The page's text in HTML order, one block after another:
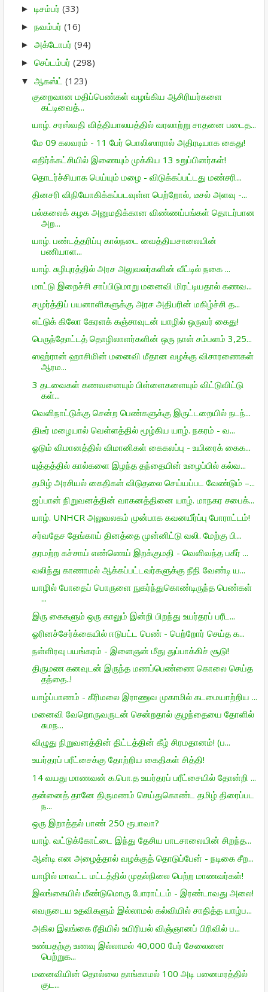
► டிசம்பர் (33)
► நவம்பர் (16)
► அக்டோபர் (94)
► செப்டம்பர் (298)
▼ ஆகஸ்ட் (123)
குறைவான மதிப்பெண்கள் வழங்கிய ஆசிரியர்களை
கட்டிவைத்...
யாழ். சரஸ்வதி வித்தியாலயத்தில் வரலாற்று சாதனை படைத...
மே 09 கலவரம் - 11 பேர் பொலிஸாரால் அதிரடியாக கைது!
எதிர்க்கட்சியில் இணையும் முக்கிய 13 உறுப்பினர்கள்!
தொடர்ச்சியாக பெய்யும் மழை - விடுக்கப்பட்டது மண்சரி...
தினசரி விநியோகிக்கப்படவுள்ள பெற்றோல், டீசல் அளவு -...
பல்கலைக் கழக அனுமதிக்கான விண்ணப்பங்கள் தொடர்பான
அற...
யாழ். பண்டத்தரிப்பு கால்நடை வைத்தியசாலையின்
பணியாள...
யாழ். சுழிபுரத்தில் அரச அலுவலர்களின் வீட்டில் நகை ...
மாட்டு இறைச்சி சாப்பிடுமாறு மனைவி மிரட்டியதால் கணவ...
சமுர்த்திப் பயனாளிகளுக்கு அரச அதிபரின் மகிழ்ச்சி த...
எட்டுக் கிலோ கேரளக் கஞ்சாவுடன் யாழில் ஒருவர் கைது!
பெருந்தோட்டத் தொழிலாளர்களின் ஒரு நாள் சம்பளம் 3,25...
ஸஹ்ரான் ஹாசிமின் மனைவி மீதான வழக்கு விசாரணைகள்
ஆரம...
3 தடவைகள் கணவனையும் பிள்ளைகளையும் விட்டுவிட்டு
கள்...
வெளிநாட்டுக்கு சென்ற பெண்களுக்கு இருட்டறையில் நடந்...
திடீர் மழையால் வெள்ளத்தில் மூழ்கிய யாழ். நகரம் - வ...
ஓடும் விமானத்தில் விமானிகள் கைகலப்பு - உயிரைக் கைக...
யுத்தத்தில் கால்களை இழந்த தந்தையின் உழைப்பில் கல்வ...
தமிழ் அரசியல் கைதிகள் விடுதலை செய்யப்பட வேண்டும் –...
ஜப்பான் நிறுவனத்தின் வாகனத்தினை யாழ். மாநகர சபைக்...
யாழ். UNHCR அலுவலகம் முன்பாக கவனயீர்ப்பு போராட்டம்!
சர்வதேச தேங்காய் தினத்தை முன்னிட்டு வலி. மேற்கு பி...
தரமற்ற கச்சாய் எண்ணெய் இறக்குமதி - வெளிவந்த பகீர் ...
வலிந்து காணாமல் ஆக்கப்பட்டவர்களுக்கு நீதி வேண்டி ய...
யாழில் போதைப் பொருளை நுகர்ந்துகொண்டிருந்த பெண்கள்
...
இரு கைகளும் ஒரு காலும் இன்றி பிறந்து உயர்தரப் பரீட...
ஓரினச்சேர்க்கையில் ஈடுபட்ட பெண் - பெற்றோர் செய்த க...
நள்ளிரவு பயங்கரம் - இளைஞன் மீது துப்பாக்கிச் சூடு!
திருமண கனவுடன் இருந்த மணப்பெண்ணை கொலை செய்த
தந்தை..!
யாழ்ப்பாணம் - கீரிமலை இராணுவ முகாமில் கடமையாற்றிய ...
மனைவி வேறொருவருடன் சென்றதால் குழந்தையை தோளில்
சுமந...
விழுது நிறுவனத்தின் திட்டத்தின் கீழ் சிரமதானம்! (ப...
உயர்தரப் பரீட்சைக்கு தோற்றிய கைதிகள் சித்தி!
14 வயது மாணவன் க.பொ.த உயர்தரப் பரீட்சையில் தோன்றி ...
தன்னைத் தானே திருமணம் செய்துகொண்ட தமிழ் திரைப்பட
ந...
ஒரு இறாத்தல் பாண் 250 ரூபாவா?
யாழ். வட்டுக்கோட்டை இந்து தேசிய பாடசாலையின் சிறந்த...
ஆன்டி என அழைத்தால் வழக்குத் தொடுப்பேன் - நடிகை சீற...
யாழில் மாவட்ட மட்டத்தில் முதல்நிலை பெற்ற மாணவர்கள்!
இலங்கையில் மீண்டுமொரு போராட்டம் - இரண்டாவது அலை!
எவருடைய உதவிகளும் இல்லாமல் கல்வியில் சாதித்த யாழ்ப...
அகில இலங்கை ரீதியில் உயிரியல் விஞ்ஞானப் பிரிவில் ப...
உண்பதற்கு உணவு இல்லாமல் 40,000 பேர் சேலைனை
பெற்றுக...
மனைவியின் தொல்லை தாங்காமல் 100 அடி பனைமரத்தில்
குட...